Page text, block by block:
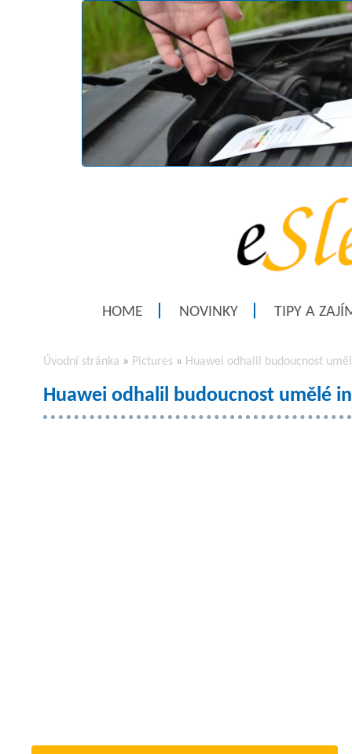
HOME NOVINKY TIPY A
Úvodní stránka » Pictures » Huawei odhalil budoucnost
Huawei odhalil budoucnost umělé